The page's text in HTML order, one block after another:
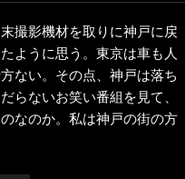
撮影機材を取りに神戸に戻
ように思う。東京は車も人
ない。その点、神戸は落ち
らないお笑い番組を見て、
なのか。私は神戸の街の方